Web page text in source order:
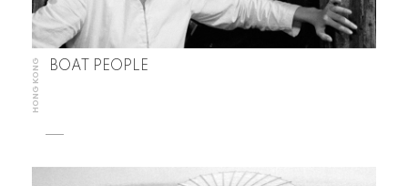
HONG KONG BOAT PEOPLE